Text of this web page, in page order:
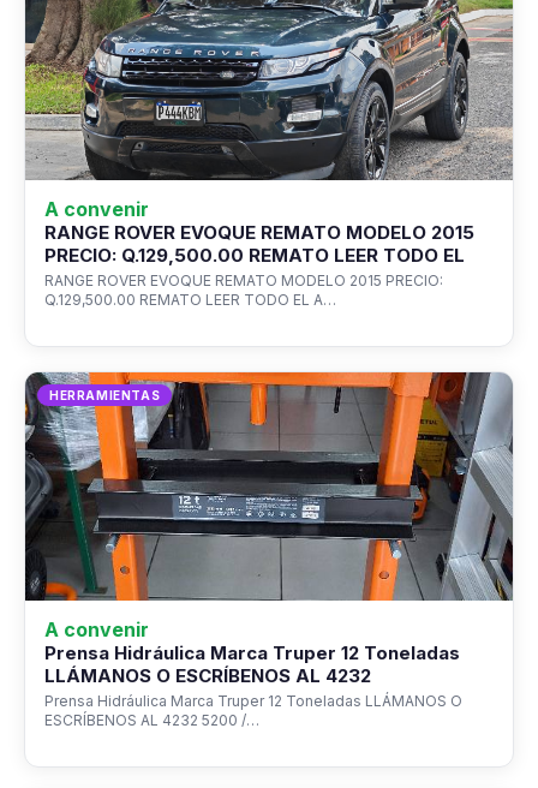
A convenir
RANGE ROVER EVOQUE REMATO MODELO 2015
PRECIO: Q.129,500.00 REMATO LEER TODO EL
RANGE ROVER EVOQUE REMATO MODELO 2015 PRECIO:
Q.129,500.00 REMATO LEER TODO EL A…
HERRAMIENTAS
A convenir
Prensa Hidráulica Marca Truper 12 Toneladas
LLÁMANOS O ESCRÍBENOS AL 4232
Prensa Hidráulica Marca Truper 12 Toneladas LLÁMANOS O
ESCRÍBENOS AL 4232 5200 /…